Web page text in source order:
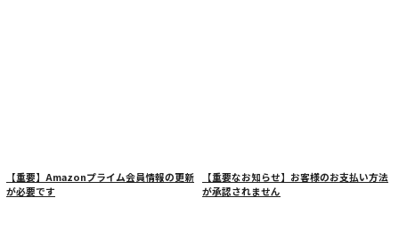
【重要】Amazonプライム会員情報の更新
が必要です
【重要なお知らせ】お客様のお支払い方法
が承認されません